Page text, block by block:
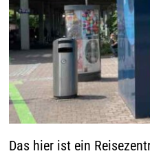
Das hier ist ein